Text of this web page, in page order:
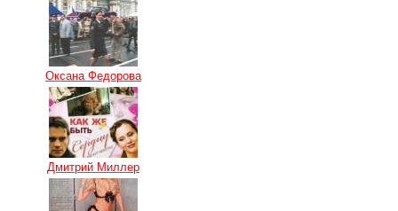
Оксана Федорова
Дмитрий Миллер